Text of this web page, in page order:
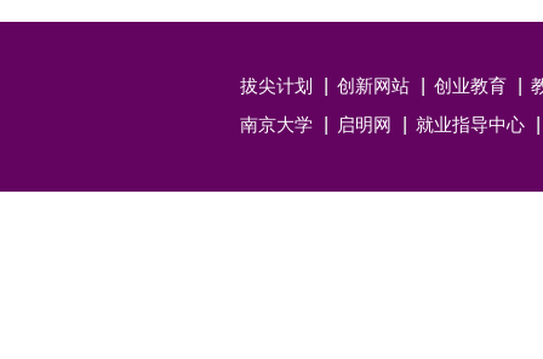
拔尖计划 创新网站 创业教育
南京大学
启明网 就业指导中心